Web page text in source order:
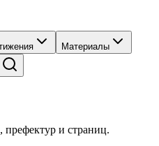
Материалы
префектур и страниц.